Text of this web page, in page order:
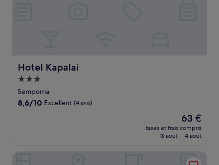
Hotel Kapalai
Hotel Kapalai
Hébergement
3.0 étoiles
Semporna
8.6
8,6/10 Excellent (4 avis)
Le
nouveau
prix
de
63 €
63 €
taxes et frais compris
13 août - 14 août